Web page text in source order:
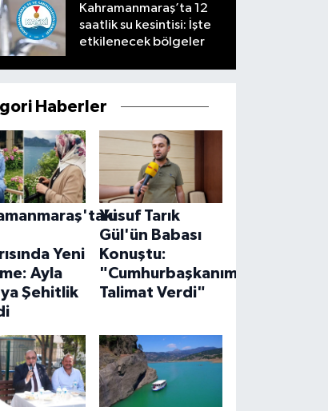
Kahramanmaraş’ta 12
saatlik su kesintisi: İşte
etkilenecek bölgeler
Haberler
Yeni
Ayla
Şehitlik
Yusuf Tarık
Gül'ün Babası
Konuştu:
"Cumhurbaşkanımız
Talimat Verdi"